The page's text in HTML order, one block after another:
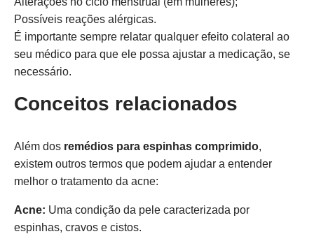
Possíveis reações alérgicas.
É importante sempre relatar qualquer efeito colateral ao
seu médico para que ele possa ajustar a medicação, se
necessário.
Conceitos relacionados
Além dos remédios para espinhas comprimido,
existem outros termos que podem ajudar a entender
melhor o tratamento da acne:
Acne: Uma condição da pele caracterizada por
espinhas, cravos e cistos.